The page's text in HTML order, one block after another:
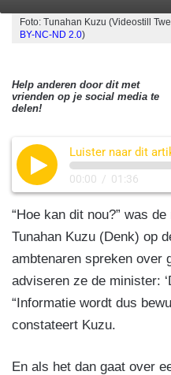
Foto: Tunahan Kuzu (Videostill
BY-NC-ND 2.0)
Help anderen door dit met
vrienden op je social media te
delen!
Luister naar dit
00:00 / 01:36
“Hoe kan dit nou?” was
Tunahan Kuzu (Denk) op
ambtenaren spreken over
adviseren ze de minister:
“Informatie wordt dus
constateert Kuzu.
En als het dan gaat over